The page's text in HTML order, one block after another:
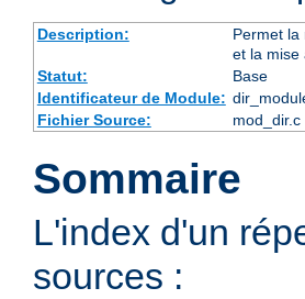
Description:
Permet la
et la mise
Statut:
Base
Identificateur de Module:
Fichier Source:
mod_dir.c
Sommaire
L'index d'un
sources :